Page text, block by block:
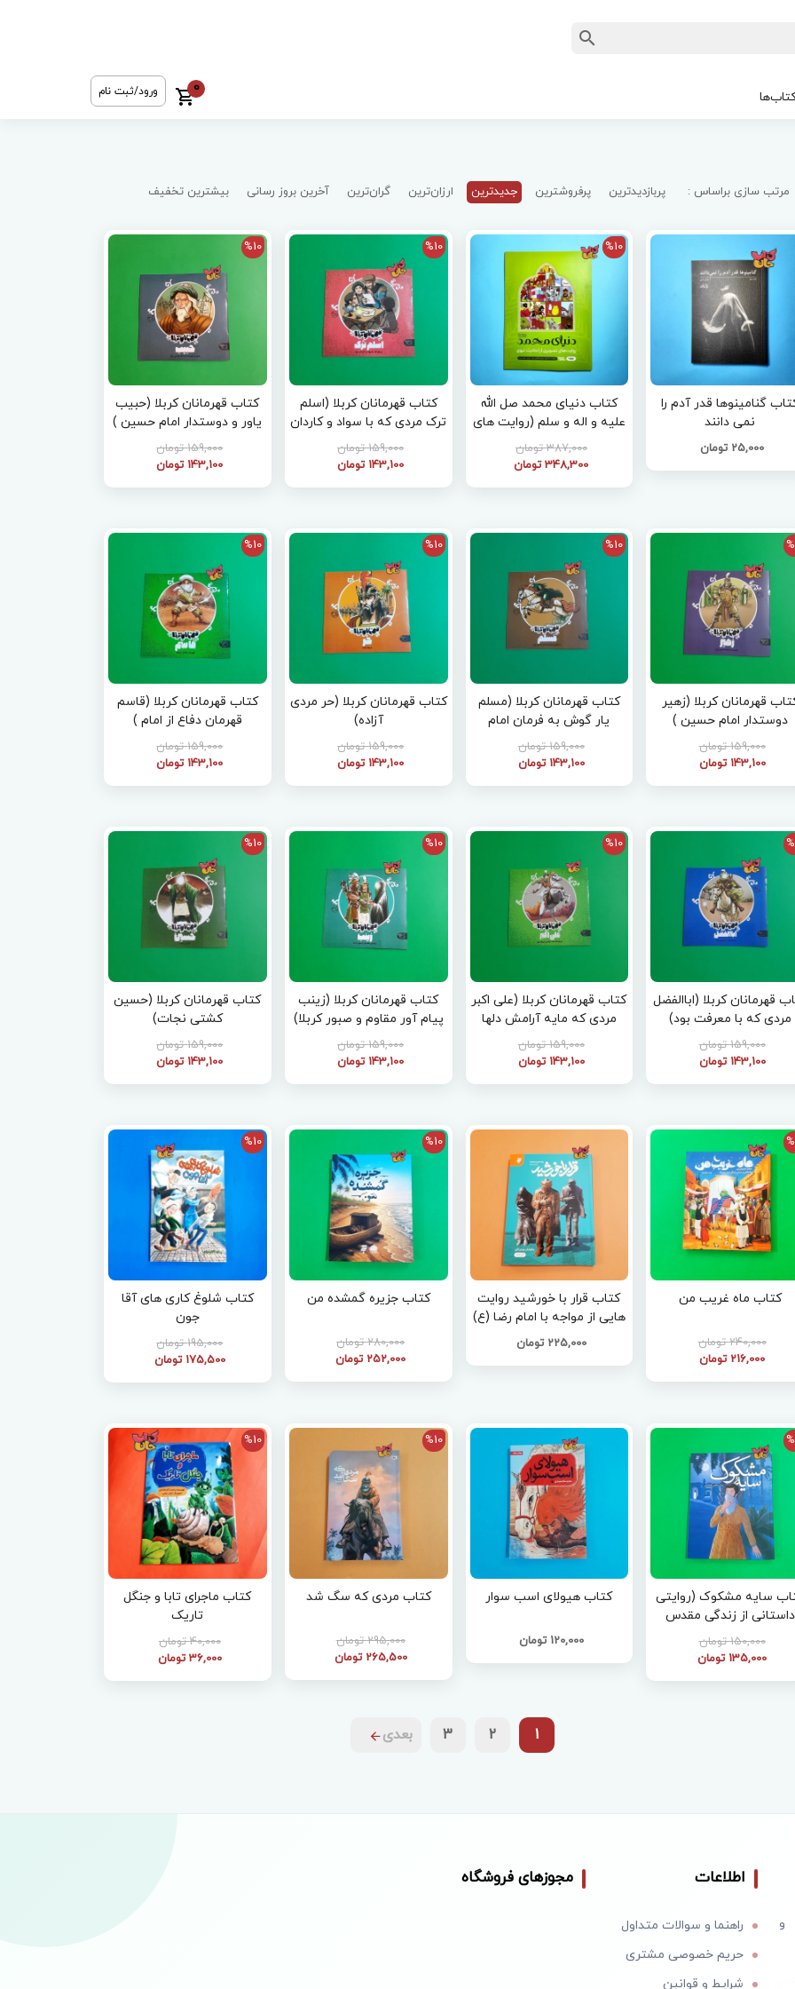
0 ورود/ثبت نام
مرتب سازی براساس : پربازدیدترین پرفروشترین جدیدترین ارزان‌ترین گران‌ترین آخرین بروز رسانی بیشترین تخفیف
گنامینوها قدر آدم را
نمی دانند
25,000 تومان
%10
کتاب دنیای محمد صل الله
علیه و اله و سلم (روایت های
تصویری از احادیث نبوی)
387,000 تومان
348,300 تومان
%10
کتاب قهرمانان کربلا (اسلم
ترک مردی که با سواد و کاردان
بود)159,000 تومان
143,100 تومان
%10
کتاب قهرمانان کربلا (حبیب
یاور و دوستدار امام حسین )
159,000 تومان
143,100 تومان
قهرمانان کربلا (زهیر
دوستدار امام حسین )
159,000 تومان
143,100 تومان
%10
کتاب قهرمانان کربلا (مسلم
یار گوش به فرمان امام
حسین)
159,000 تومان
143,100 تومان
%10
کتاب قهرمانان کربلا (حر مردی
آزاده)
159,000 تومان
143,100 تومان
%10
کتاب قهرمانان کربلا (قاسم
قهرمان دفاع از امام )
159,000 تومان
143,100 تومان
قهرمانان کربلا (اباالفضل
مردی که با معرفت بود)
159,000 تومان
143,100 تومان
%10
کتاب قهرمانان کربلا (علی اکبر
مردی که مایه آرامش دلها
بود)159,000 تومان
143,100 تومان
%10
کتاب قهرمانان کربلا (زینب
پیام آور مقاوم و صبور کربلا)
159,000 تومان
143,100 تومان
%10
کتاب قهرمانان کربلا (حسین
کشتی نجات)
159,000 تومان
143,100 تومان
کتاب ماه غریب من
240,000 تومان
216,000 تومان
کتاب قرار با خورشید روایت
هایی از مواجه با امام رضا (ع)
225,000 تومان
%10
کتاب جزیره گمشده من
280,000 تومان
252,000 تومان
%10
کتاب شلوغ کاری های آقا
جون
195,000 تومان
175,500 تومان
سایه مشکوک (روایتی
داستانی از زندگی مقدس
اردبیلی )150,000 تومان
135,000 تومان
کتاب هیولای اسب سوار
120,000 تومان
%10
کتاب مردی که سگ شد
295,000 تومان
265,500 تومان
%10
کتاب ماجرای تابا و جنگل
تاریک
40,000 تومان
36,000 تومان
1
2
3 بعدی
و
اطلاعات
راهنما و سوالات متداول
حریم خصوصی مشتری
شرایط و قوانین
مجوزهای فروشگاه